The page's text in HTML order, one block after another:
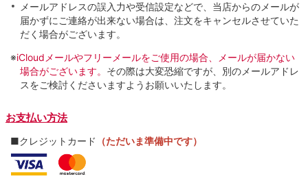
メールアドレスの誤入力や受信設定などで、当店からのメールが
届かずにご連絡が出来ない場合は、注文をキャンセルさせていた
だく場合がございます。
※iCloudメールやフリーメールをご使用の場合、メールが届かない
場合がございます。 その際は大変恐縮ですが、別のメールアドレ
スをご検討くださいますようお願いいたします。
お支払い方法
■クレジットカード （ただいま準備中です）